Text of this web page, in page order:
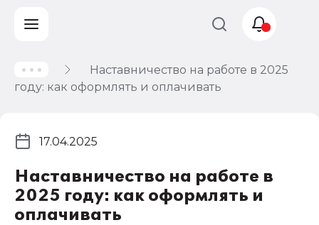
Наставничество на работе в 2025
году: как оформлять и оплачивать
Наставничество на работе в
2025 году: как оформлять и
оплачивать
17.04.2025
Учет и
налогообложение